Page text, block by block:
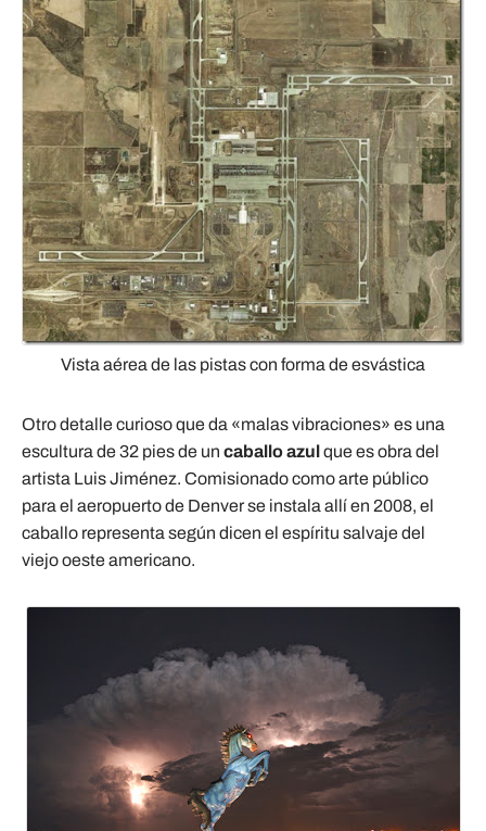
Vista aérea de las pistas con forma de esvástica
Otro detalle curioso que da «malas vibraciones» es una
escultura de 32 pies de un caballo azul que es obra del
artista Luis Jiménez. Comisionado como arte público
para el aeropuerto de Denver se instala allí en 2008, el
caballo representa según dicen el espíritu salvaje del
viejo oeste americano.